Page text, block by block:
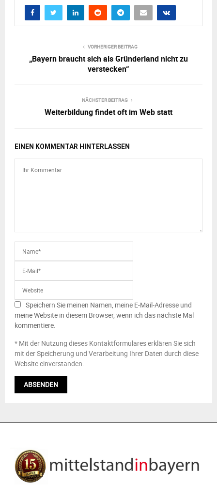
VORHERIGER BEITRAG
„Bayern braucht sich als Gründerland nicht zu
verstecken“
NÄCHSTER BEITRAG
Weiterbildung findet oft im Web statt
EINEN KOMMENTAR HINTERLASSEN
Speichern Sie meinen Namen, meine E-Mail-Adresse und
meine Website in diesem Browser, wenn ich das nächste Mal
kommentiere.
* Mit der Nutzung dieses Kontaktformulares erklären Sie sich
mit der Speicherung und Verarbeitung Ihrer Daten durch diese
Website einverstanden.